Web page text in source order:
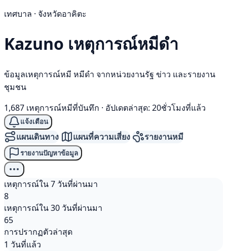
เทศบาล · จังหวัดอาคิตะ
Kazuno เหตุการณ์หมีดำ
ข้อมูลเหตุการณ์หมี หมีดำ จากหน่วยงานรัฐ ข่าว และรายงาน
ชุมชน
1,687 เหตุการณ์หมีที่บันทึก · อัปเดตล่าสุด: 20ชั่วโมงที่แล้ว
แจ้งเตือน
แผนเดินทาง แผนที่ความเสี่ยง รายงานหมี
รายงานปัญหาข้อมูล
เหตุการณ์ใน 7 วันที่ผ่านมา
8
เหตุการณ์ใน 30 วันที่ผ่านมา
65
การปรากฏตัวล่าสุด
1 วันที่แล้ว